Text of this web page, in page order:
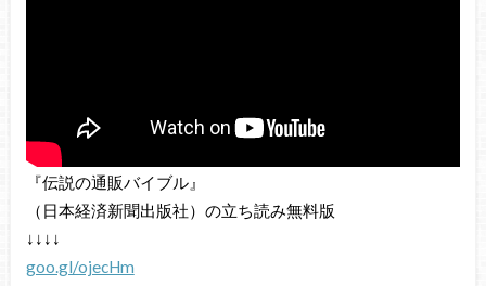
『伝説の通販バイブル』
（日本経済新聞出版社）の立ち読み無料版
↓↓↓↓
goo.gl/ojecHm